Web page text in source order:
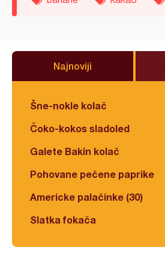
Najnoviji
Šne-nokle kolač
Čoko-kokos sladoled
Galete Bakin kolač
Pohovane pečene paprike
Americke palačinke (30)
Slatka fokača